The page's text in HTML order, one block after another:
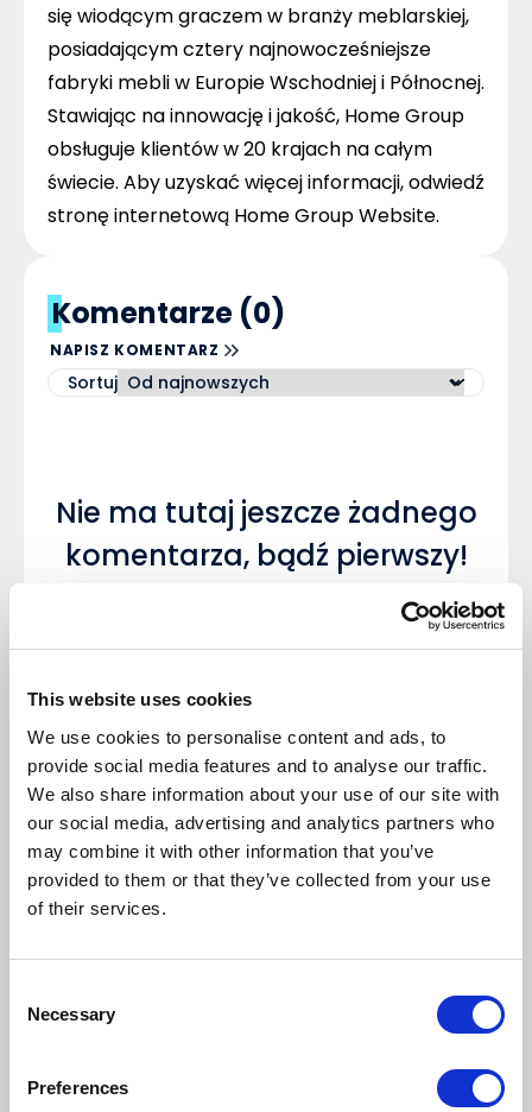
This website uses cookies
We use cookies to personalise content and ads, to
provide social media features and to analyse our traffic.
We also share information about your use of our site with
our social media, advertising and analytics partners who
may combine it with other information that you’ve
provided to them or that they’ve collected from your use
of their services.
Selection
Necessary
Preferences
się wiodącym graczem w branży meblarskiej,
posiadającym cztery najnowocześniejsze
fabryki mebli w Europie Wschodniej i Północnej.
Stawiając na innowację i jakość, Home Group
obsługuje klientów w 20 krajach na całym
świecie. Aby uzyskać więcej informacji, odwiedź
stronę internetową Home Group Website.
Komentarze (0)
NAPISZ KOMENTARZ
Sortuj
Nie ma tutaj jeszcze żadnego
komentarza, bądź pierwszy!
Napisz komentarz
Przeczytaj również: